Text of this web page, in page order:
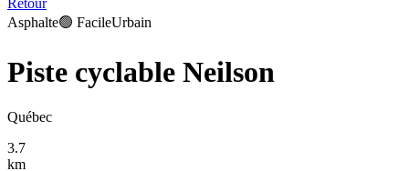
Retour
Asphalte🟢 FacileUrbain
Piste cyclable Neilson
Québec
3.7
km